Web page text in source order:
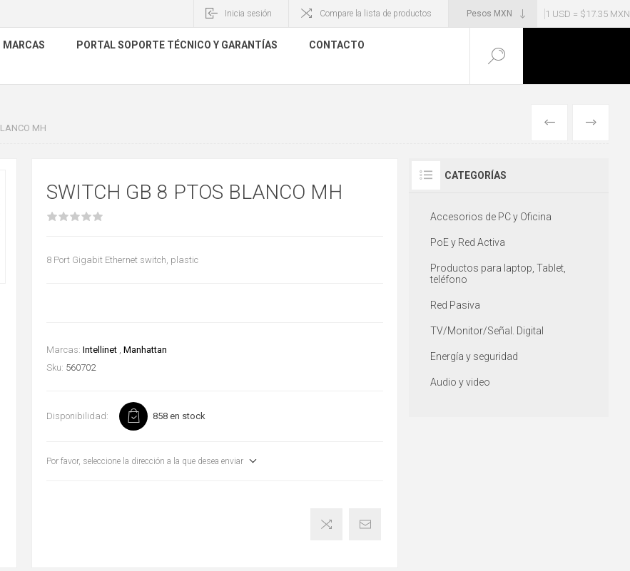
1 USD = $17.35 MXN
Inicia sesión Compare la lista de productos
MARCAS PORTAL SOPORTE TÉCNICO Y GARANTÍAS
CONTACTO
MH ANTERIOR
SWITCH GB 8 PTOS BLANCO MH
8 Port Gigabit Ethernet switch, plastic
Marcas: Intellinet , Manhattan
Sku: 560702
Disponibilidad: 858 en stock
Por favor, seleccione la dirección a la que desea enviar
CATEGORÍAS
Accesorios de PC y Oficina
PoE y Red Activa
Productos para laptop, Tablet,
teléfono
Red Pasiva
TV/Monitor/Señal. Digital
Energía y seguridad
Audio y video